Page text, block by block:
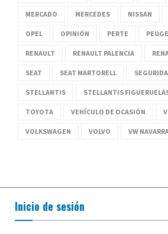
MERCADO MERCEDES NISSAN
OPEL OPINIÓN PERTE
RENAULT RENAULT PALENCIA
SEAT SEAT MARTORELL
STELLANTIS STELLANTIS
TOYOTA VEHÍCULO DE OCASIÓN
VOLKSWAGEN VOLVO VW
Inicio de sesión